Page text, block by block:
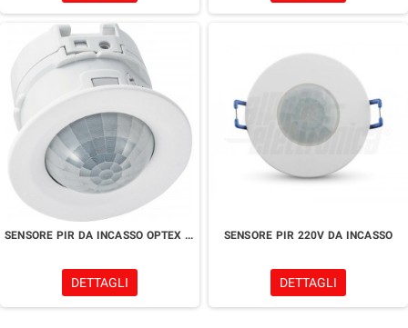
SENSORE PIR DA INCASSO OPTEX AP360B
DETTAGLI
SENSORE PIR 220V DA INCASSO
DETTAGLI